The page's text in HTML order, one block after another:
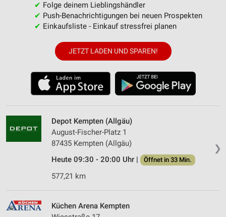
✔ Folge deinem Lieblingshändler
✔ Push-Benachrichtigungen bei neuen Prospekten
✔ Einkaufsliste - Einkauf stressfrei planen
JETZT LADEN UND SPAREN!
❯
Depot Kempten (Allgäu)
August-Fischer-Platz 1
87435 Kempten (Allgäu)
Heute 09:30 - 20:00 Uhr |
Öffnet in 33 Min.
577,21 km
Küchen Arena Kempten